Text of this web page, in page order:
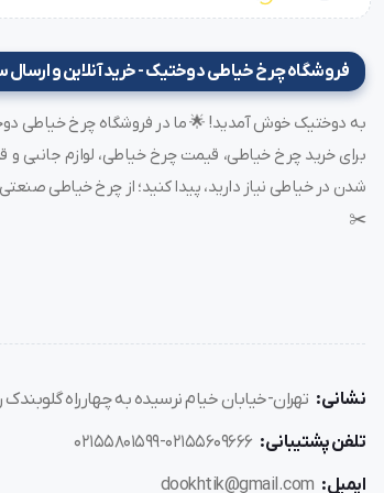
فروشگاه چرخ خیاطی دوختیک - خرید آنلاین و ارسال
شدن در خیاطی نیاز دارید، پیدا کنید؛ از چرخ خیاطی صنعتی
✂️
نشانی: تهران-خیابان خیام نرسیده به چهارراه گلوبندک
تلفن پشتیبانی: 02155609666-02155801599
ایمیل: dookhtik@gmail.com